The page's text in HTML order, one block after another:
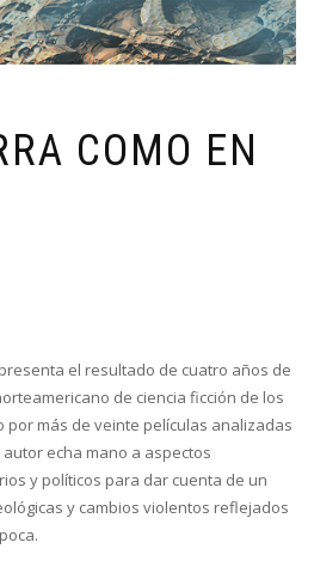
COMO EN
el resultado de cuatro años de
de ciencia ficción de los
por más de veinte películas analizadas
echa mano a aspectos
y políticos para dar cuenta de un
y cambios violentos reflejados